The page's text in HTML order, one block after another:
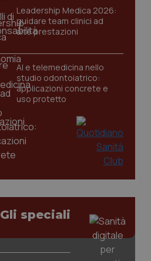
Leadership Medica 2026:
guidare team clinici ad
alte prestazioni
AI e telemedicina nello
studio odontoiatrico:
applicazioni concrete e
uso protetto
Gli speciali